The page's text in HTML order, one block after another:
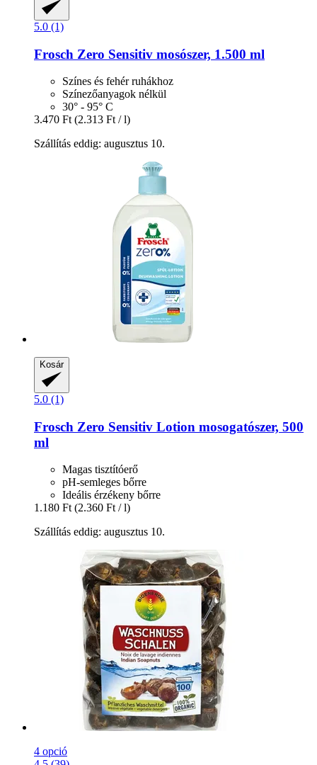
5.0 (1)
Frosch Zero Sensitiv mosószer, 1.500 ml
Színes és fehér ruhákhoz
Színezőanyagok nélkül
30° - 95° C
3.470 Ft (2.313 Ft / l)
Szállítás eddig: augusztus 10.
Kosár
5.0 (1)
Frosch Zero Sensitiv Lotion mosogatószer, 500
ml
Magas tisztítóerő
pH-semleges bőrre
Ideális érzékeny bőrre
1.180 Ft (2.360 Ft / l)
Szállítás eddig: augusztus 10.
4 opció